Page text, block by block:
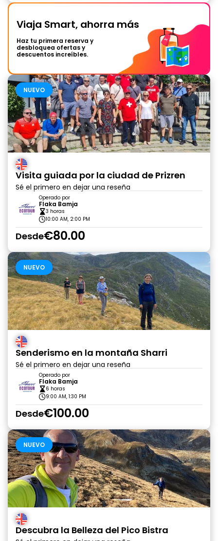
Viaja Smart, ahorra más
Haz tu primera reserva y
desbloquea ofertas y
descuentos increíbles.
NUEVO
Visita guiada por la ciudad de Prizren
Sé el primero en dejar una reseña
Operado por
Flaka Bamja
3 horas
10:00 AM, 2:00 PM
Desde€80.00
NUEVO
Senderismo en la montaña Sharri
Sé el primero en dejar una reseña
Operado por
Flaka Bamja
6 horas
9:00 AM, 1:30 PM
Desde€100.00
NUEVO
Descubra la Belleza del Pico Bistra